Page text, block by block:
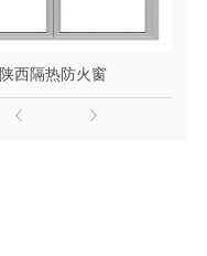
陕西隔热防火窗